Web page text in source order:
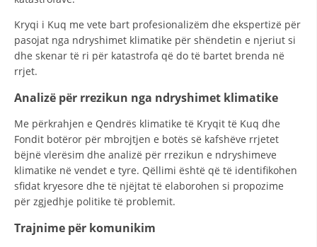
PROJEKTE
MARRDHËNJE ME PUBLIKUN
MARRËVESHJE
PROJEKTE
SHËRBIMI PËR KËRKIM
Kryqi i Kuq me vete bart profesionalizëm dhe ekspertizë për
pasojat nga ndryshimet klimatike për shëndetin e njeriut si
dhe skenar të ri për katastrofa që do të bartet brenda në
rrjet.
Analizë për rrezikun nga ndryshimet klimatike
Me përkrahjen e Qendrës klimatike të Kryqit të Kuq dhe
Fondit botëror për mbrojtjen e botës së kafshëve rrjetet
bëjnë vlerësim dhe analizë për rrezikun e ndryshimeve
klimatike në vendet e tyre. Qëllimi është që të identifikohen
sfidat kryesore dhe të njëjtat të elaborohen si propozime
për zgjedhje politike të problemit.
Trajnime për komunikim